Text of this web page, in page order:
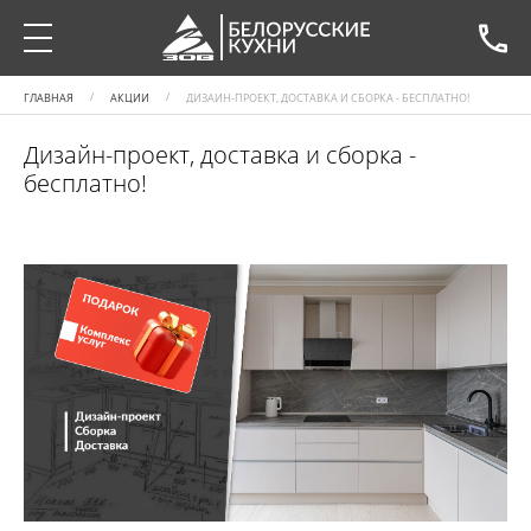
ГЛАВНАЯ АКЦИИ ДИЗАЙН-ПРОЕКТ, ДОСТАВКА И СБОРКА - БЕСПЛАТНО!
Дизайн-проект, доставка и сборка -
бесплатно!